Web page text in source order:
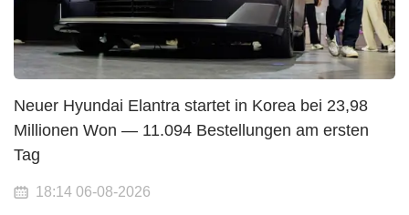
Neuer Hyundai Elantra startet in Korea bei 23,98
Millionen Won — 11.094 Bestellungen am ersten
Tag
18:14 06-08-2026